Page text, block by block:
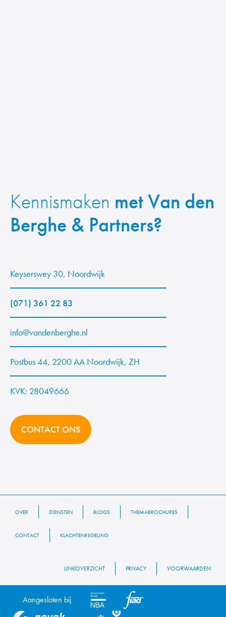
Kennismaken met Van den
Berghe & Partners?
Keyserswey 30, Noordwijk
(071) 361 22 83
info@vandenberghe.nl
Postbus 44, 2200 AA Noordwijk, ZH
KVK: 28049666
CONTACT ONS
OVER DIENSTEN BLOGS THEMABROCHURES
CONTACT KLACHTENREGELING
LINKOVERZICHT PRIVACY VOORWAARDEN
Aangesloten bij